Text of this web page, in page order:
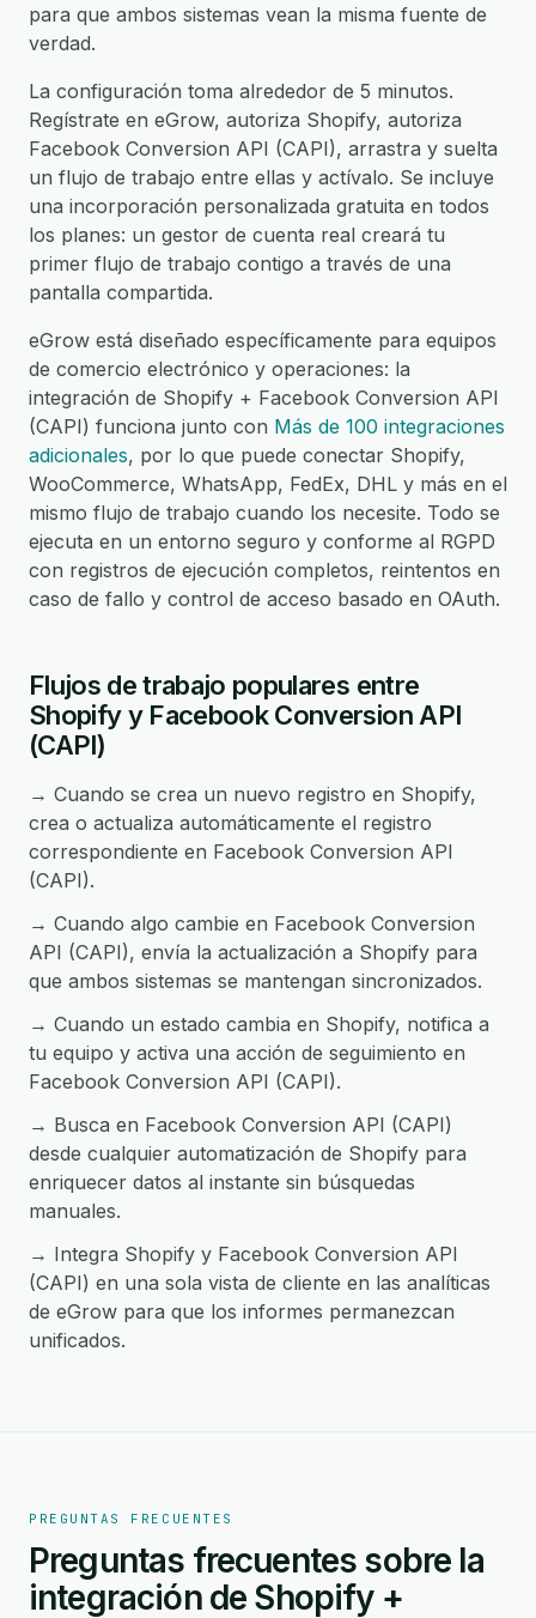
para que ambos sistemas vean la misma fuente de
verdad.
La configuración toma alrededor de 5 minutos.
Regístrate en eGrow, autoriza Shopify, autoriza
Facebook Conversion API (CAPI), arrastra y suelta
un flujo de trabajo entre ellas y actívalo. Se incluye
una incorporación personalizada gratuita en todos
los planes: un gestor de cuenta real creará tu
primer flujo de trabajo contigo a través de una
pantalla compartida.
eGrow está diseñado específicamente para equipos
de comercio electrónico y operaciones: la
integración de Shopify + Facebook Conversion API
(CAPI) funciona junto con Más de 100 integraciones
adicionales, por lo que puede conectar Shopify,
WooCommerce, WhatsApp, FedEx, DHL y más en el
mismo flujo de trabajo cuando los necesite. Todo se
ejecuta en un entorno seguro y conforme al RGPD
con registros de ejecución completos, reintentos en
caso de fallo y control de acceso basado en OAuth.
Flujos de trabajo populares entre
Shopify y Facebook Conversion API
(CAPI)
→ Cuando se crea un nuevo registro en Shopify,
crea o actualiza automáticamente el registro
correspondiente en Facebook Conversion API
(CAPI).
→ Cuando algo cambie en Facebook Conversion
API (CAPI), envía la actualización a Shopify para
que ambos sistemas se mantengan sincronizados.
→ Cuando un estado cambia en Shopify, notifica a
tu equipo y activa una acción de seguimiento en
Facebook Conversion API (CAPI).
→ Busca en Facebook Conversion API (CAPI)
desde cualquier automatización de Shopify para
enriquecer datos al instante sin búsquedas
manuales.
→ Integra Shopify y Facebook Conversion API
(CAPI) en una sola vista de cliente en las analíticas
de eGrow para que los informes permanezcan
unificados.
PREGUNTAS FRECUENTES
Preguntas frecuentes sobre la
integración de Shopify +